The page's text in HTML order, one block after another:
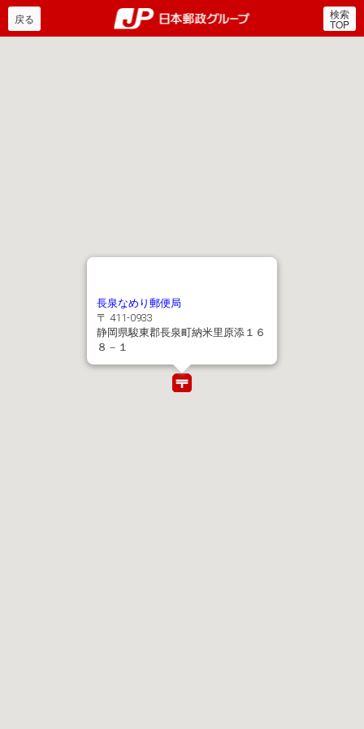
郵便局・日本郵政グルー
戻る 検索
TOP
長泉なめり郵便局
〒 411-0933
静岡県駿東郡長泉町納米里原添１６
８－１